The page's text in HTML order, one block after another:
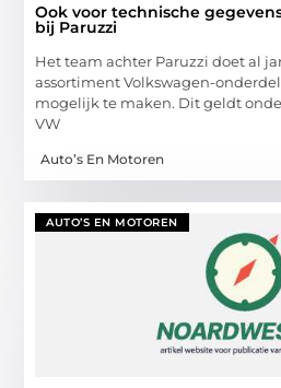
Ook voor technische
bij Paruzzi
Het team achter Paruzzi doet al
assortiment Volkswagen-
mogelijk te maken. Dit geldt
VW
Auto’s En Motoren
AUTO’S EN MOTOREN